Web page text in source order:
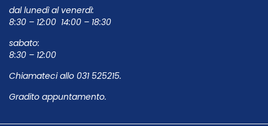
dal lunedì al venerdì:
8:30 – 12:00 14:00 – 18:30
sabato:
8:30 – 12:00
Chiamateci allo 031 525215.
Gradito appuntamento.